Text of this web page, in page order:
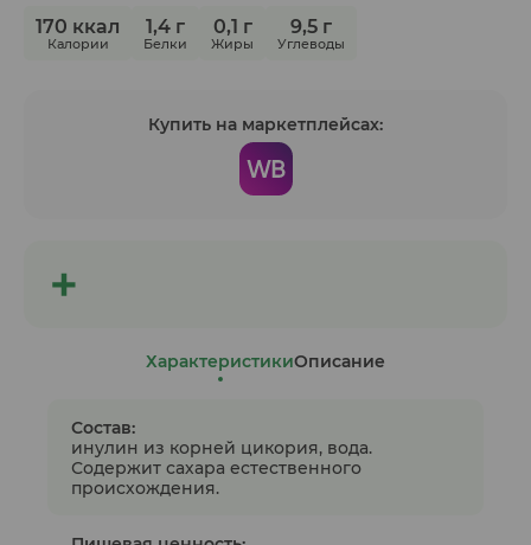
170 ккал
Калории
1,4 г
Белки
0,1 г
Жиры
9,5 г
Углеводы
Купить на маркетплейсах:
ХарактеристикиОписание
Состав:
инулин из корней цикория, вода.
Содержит сахара естественного
происхождения.